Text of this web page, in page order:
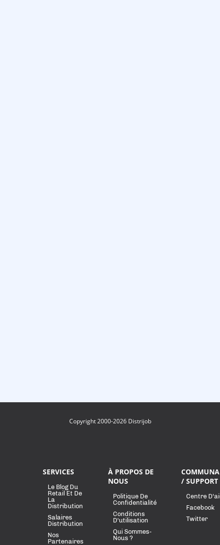
Copyright 2000-2026 Distrijob
SERVICES
Le Blog Du
Retail Et De
La
Distribution
Salaires
Distribution
Nos
Partenaires
À PROPOS DE
NOUS
Politique De
Confidentialité
Conditions
D'utilisation
Qui Sommes-
Nous ?
/ SUPPORT
Centre
Facebook
Twitter